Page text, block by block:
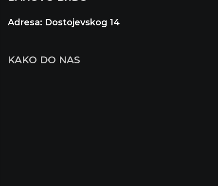
Adresa: Dostojevskog 14
KAKO DO NAS